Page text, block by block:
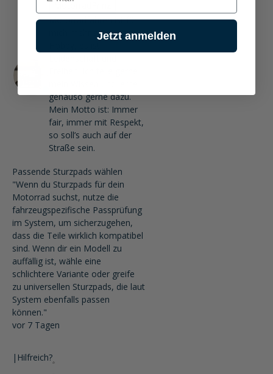
MotorradPrinz
Motorradfahren ist für
mich mehr als nur ein
genauso gerne dazu.
Mein Motto ist: Immer
fair, immer mit Respekt,
so soll’s auch auf der
Straße sein.
Passende Sturzpads wählen
"Wenn du Sturzpads für dein
Motorrad suchst, nutze die
fahrzeugspezifische Passprüfung
im System, um sicherzugehen,
dass die Teile wirklich kompatibel
sind. Wenn dir ein Modell zu
auffällig ist, wähle eine
schlichtere Variante oder greife
zu universellen Sturzpads, die laut
System ebenfalls passen
können."
vor 7 Tagen
| Hilfreich?
Jetzt anmelden